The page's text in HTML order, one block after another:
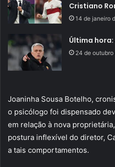
Cristiano
14 de janeiro
Última
24 de
Joaninha Sousa Botelho,
o psicólogo foi dispensado
em relação à nova
postura inflexível do diretor,
a tais comportamentos.